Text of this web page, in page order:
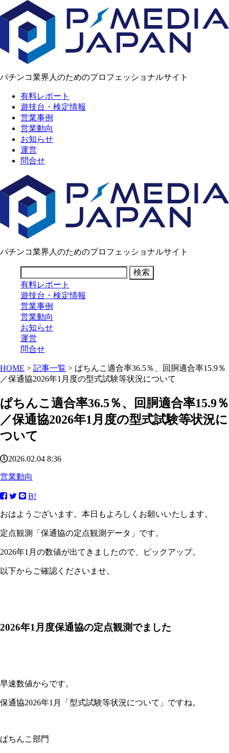
パチンコ業界人のためのプロフェッショナルサイト
有料レポート
遊技台・検定情報
営業事例
営業動向
お知らせ
運営
問合せ
パチンコ業界人のためのプロフェッショナルサイト
有料レポート
遊技台・検定情報
営業事例
営業動向
お知らせ
運営
問合せ
HOME > 記事一覧 > ぱちんこ適合率36.5％、回胴適合率15.9％
／保通協2026年1月度の型式試験等状況について
ぱちんこ適合率36.5％、回胴適合率15.9％
／保通協2026年1月度の型式試験等状況に
ついて
2026.02.04 8:36
営業動向
B!
おはようございます。本日もよろしくお願いいたします。
定点観測「保通協の定点観測データ」です。
2026年1月の数値が出てきましたので、ピックアップ。
以下からご確認くださいませ。
2026年1月度保通協の定点観測でました
早速数値からです。
保通協2026年1月「型式試験等状況について」ですね。
ぱちんこ部門